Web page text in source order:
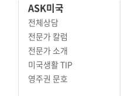
ASK미국
전체상담
전문가 칼럼
전문가 소개
미국생활 TIP
영주권 문호